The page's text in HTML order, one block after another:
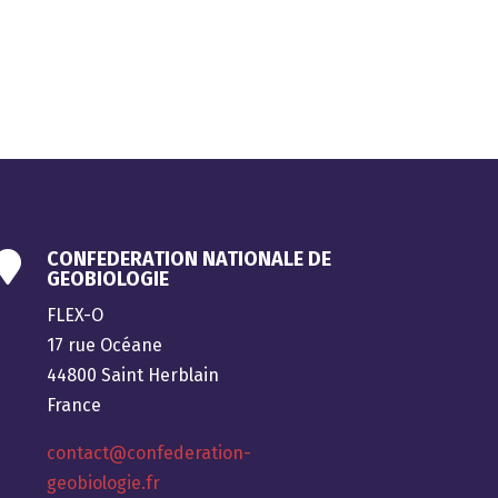
CONFEDERATION NATIONALE DE
GEOBIOLOGIE
FLEX-O
17 rue Océane
44800 Saint Herblain
France
contact@confederation-
geobiologie.fr